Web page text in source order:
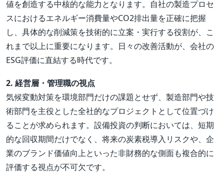
値を創造する中核的な能力となります。自社の製造プロセ
スにおけるエネルギー消費量やCO2排出量を正確に把握
し、具体的な削減策を技術的に立案・実行する役割が、こ
れまで以上に重要になります。日々の改善活動が、会社の
ESG評価に直結する時代です。
2. 経営層・管理職の視点
気候変動対策を環境部門だけの課題とせず、製造部門や技
術部門を主役とした全社的なプロジェクトとして位置づけ
ることが求められます。設備投資の判断においては、短期
的な回収期間だけでなく、将来の炭素税導入リスクや、企
業のブランド価値向上といった非財務的な側面も複合的に
評価する視点が不可欠です。